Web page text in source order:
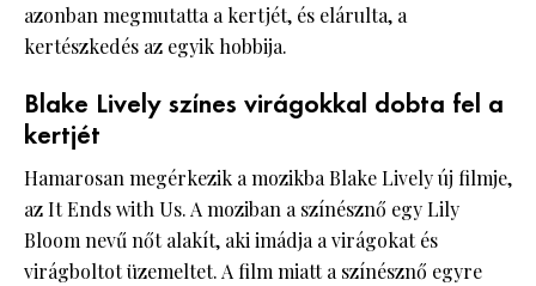
azonban megmutatta a kertjét, és elárulta, a
kertészkedés az egyik hobbija.
Blake Lively színes virágokkal dobta fel a
kertjét
Hamarosan megérkezik a mozikba Blake Lively új filmje,
az It Ends with Us. A moziban a színésznő egy Lily
Bloom nevű nőt alakít, aki imádja a virágokat és
virágboltot üzemeltet. A film miatt a színésznő egyre